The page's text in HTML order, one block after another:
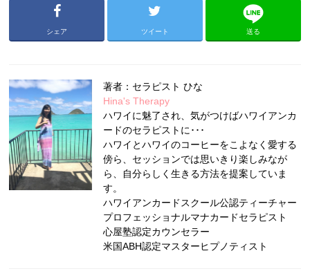
シェア ツイート 送る
著者：セラピスト ひな
Hina's Therapy
ハワイに魅了され、気がつけばハワイアンカ
ードのセラピストに･･･
ハワイとハワイのコーヒーをこよなく愛する
傍ら、セッションでは思いきり楽しみなが
ら、自分らしく生きる方法を提案していま
す。
ハワイアンカードスクール公認ティーチャー
プロフェッショナルマナカードセラピスト
心屋塾認定カウンセラー
米国ABH認定マスターヒプノティスト